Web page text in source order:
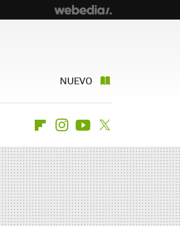
NUEVO
FlipboardInstagramYoutube